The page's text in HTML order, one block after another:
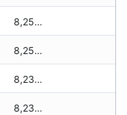
8,255 zł
8,255 zł
8,230 zł
8,230 zł